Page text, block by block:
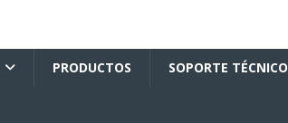
PRODUCTOS SOPORTE TÉCNICO